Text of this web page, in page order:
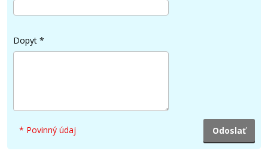
Originálna náplň CANON PGI-35BK (čierna)
Dopyt *
* Povinný údaj